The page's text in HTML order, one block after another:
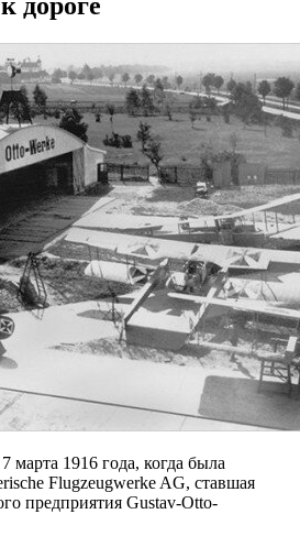
марта 1916 года, когда была
Flugzeugwerke AG, ставшая
предприятия Gustav-Otto-